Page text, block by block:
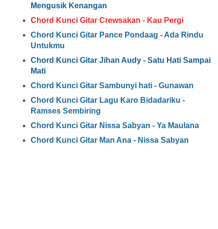
Mengusik Kenangan
Chord Kunci Gitar Crewsakan - Kau Pergi
Chord Kunci Gitar Pance Pondaag - Ada Rindu
Untukmu
Chord Kunci Gitar Jihan Audy - Satu Hati Sampai
Mati
Chord Kunci Gitar Sambunyi hati - Gunawan
Chord Kunci Gitar Lagu Karo Bidadariku -
Ramses Sembiring
Chord Kunci Gitar Nissa Sabyan - Ya Maulana
Chord Kunci Gitar Man Ana - Nissa Sabyan